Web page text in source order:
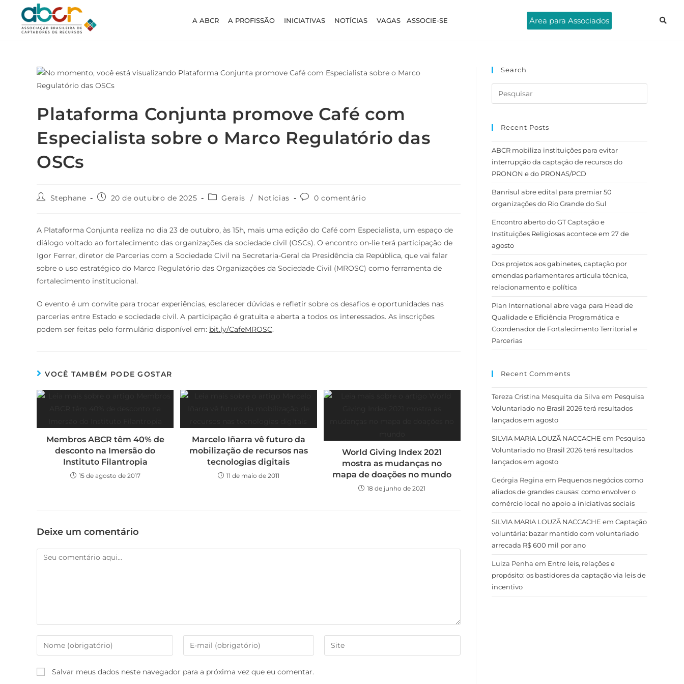
A ABCR A PROFISSÃO INICIATIVAS NOTÍCIAS VAGAS ASSOCIE-SE Área para Associados
Plataforma Conjunta promove Café com
Especialista sobre o Marco Regulatório das
OSCs
Stephane 20 de outubro de 2025 Gerais / Notícias 0 comentário
A Plataforma Conjunta realiza no dia 23 de outubro, às 15h, mais uma edição do Café com Especialista, um espaço de
diálogo voltado ao fortalecimento das organizações da sociedade civil (OSCs). O encontro on-lie terá participação de
Igor Ferrer, diretor de Parcerias com a Sociedade Civil na Secretaria-Geral da Presidência da República, que vai falar
sobre o uso estratégico do Marco Regulatório das Organizações da Sociedade Civil (MROSC) como ferramenta de
fortalecimento institucional.
O evento é um convite para trocar experiências, esclarecer dúvidas e refletir sobre os desafios e oportunidades nas
parcerias entre Estado e sociedade civil. A participação é gratuita e aberta a todos os interessados. As inscrições
podem ser feitas pelo formulário disponível em: bit.ly/CafeMROSC.
VOCÊ TAMBÉM PODE GOSTAR
Membros ABCR têm 40% de
desconto na Imersão do
Instituto Filantropia
15 de agosto de 2017
Marcelo Iñarra vê futuro da
mobilização de recursos nas
tecnologias digitais
11 de maio de 2011
World Giving Index 2021
mostra as mudanças no
mapa de doações no mundo
18 de junho de 2021
Deixe um comentário
Salvar meus dados neste navegador para a próxima vez que eu comentar.
Search
Recent Posts
ABCR mobiliza instituições para evitar
interrupção da captação de recursos do
PRONON e do PRONAS/PCD
Banrisul abre edital para premiar 50
organizações do Rio Grande do Sul
Encontro aberto do GT Captação e
Instituições Religiosas acontece em 27 de
agosto
Dos projetos aos gabinetes, captação por
emendas parlamentares articula técnica,
relacionamento e política
Plan International abre vaga para Head de
Qualidade e Eficiência Programática e
Coordenador de Fortalecimento Territorial e
Parcerias
Recent Comments
Tereza Cristina Mesquita da Silva em Pesquisa
Voluntariado no Brasil 2026 terá resultados
lançados em agosto
SILVIA MARIA LOUZÃ NACCACHE em Pesquisa
Voluntariado no Brasil 2026 terá resultados
lançados em agosto
Geórgia Regina em Pequenos negócios como
aliados de grandes causas: como envolver o
comércio local no apoio a iniciativas sociais
SILVIA MARIA LOUZÃ NACCACHE em Captação
voluntária: bazar mantido com voluntariado
arrecada R$ 600 mil por ano
Luiza Penha em Entre leis, relações e
propósito: os bastidores da captação via leis de
incentivo